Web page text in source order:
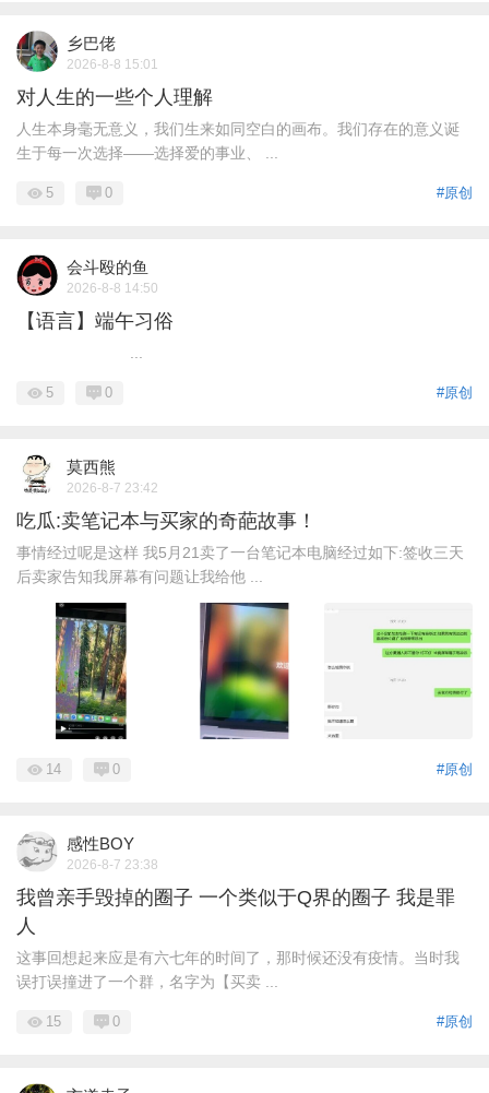
乡巴佬
2026-8-8 15:01
对人生的一些个人理解
人生本身毫无意义，我们生来如同空白的画布。我们存在的意义诞
生于每一次选择——选择爱的事业、 ...
#原创
5 0
会斗殴的鱼
2026-8-8 14:50
【语言】端午习俗
#原创
5 0
莫西熊
2026-8-7 23:42
吃瓜:卖笔记本与买家的奇葩故事！
事情经过呢是这样 我5月21卖了一台笔记本电脑经过如下:签收三天
后卖家告知我屏幕有问题让我给他 ...
#原创
14 0
感性BOY
2026-8-7 23:38
我曾亲手毁掉的圈子 一个类似于Q界的圈子 我是罪
人
这事回想起来应是有六七年的时间了，那时候还没有疫情。当时我
误打误撞进了一个群，名字为【买卖 ...
#原创
15 0